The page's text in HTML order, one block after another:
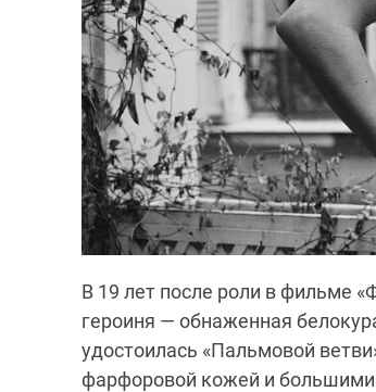
В 19 лет после роли в фильме
героиня — обнаженная
удостоилась «Пальмовой
фарфоровой кожей и